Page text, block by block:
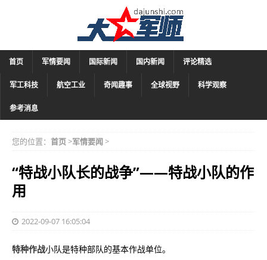
首页 军情要闻 国际新闻 国内新闻 评论精选
军工科技 航空工业 奇闻趣事 全球视野 科学观察
参考消息
您的位置： 首页>军情要闻>
“特战小队长的战争”——特战小队的作
用
2022-09-07 16:05:04
特种作战小队是特种部队的基本作战单位。